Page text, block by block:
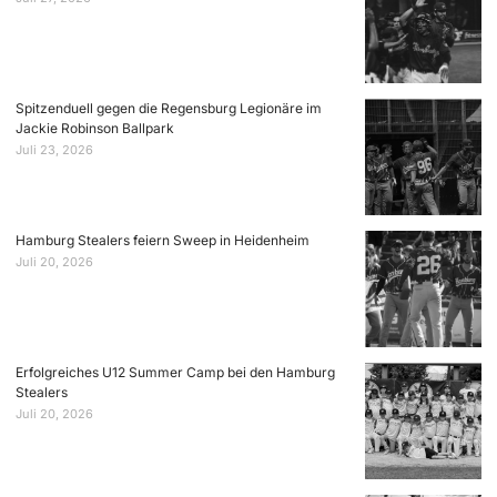
Spitzenduell gegen die Regensburg Legionäre im
Jackie Robinson Ballpark
Juli 23, 2026
Hamburg Stealers feiern Sweep in Heidenheim
Juli 20, 2026
Erfolgreiches U12 Summer Camp bei den Hamburg
Stealers
Juli 20, 2026